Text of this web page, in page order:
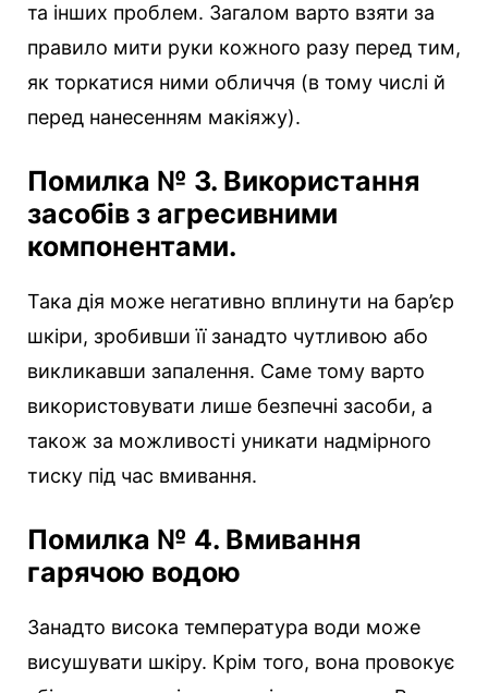
та інших проблем. Загалом варто взяти за
правило мити руки кожного разу перед тим,
як торкатися ними обличчя (в тому числі й
перед нанесенням макіяжу).
Помилка № 3. Використання
засобів з агресивними
компонентами.
Така дія може негативно вплинути на бар’єр
шкіри, зробивши її занадто чутливою або
викликавши запалення. Саме тому варто
використовувати лише безпечні засоби, а
також за можливості уникати надмірного
тиску під час вмивання.
Помилка № 4. Вмивання
гарячою водою
Занадто висока температура води може
висушувати шкіру. Крім того, вона провокує